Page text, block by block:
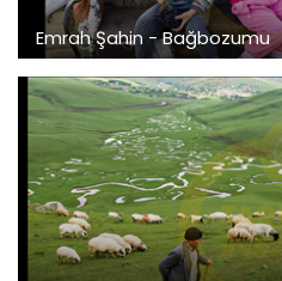
Emrah Şahin - Bağbozumu